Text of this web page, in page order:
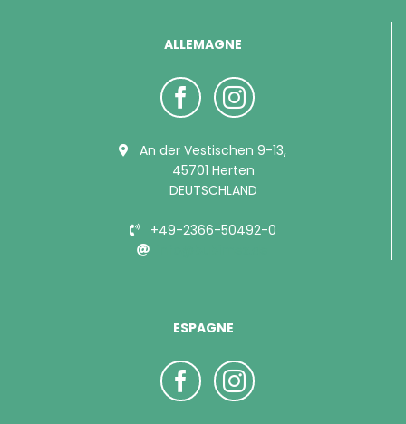
ALLEMAGNE
An der Vestischen 9-13,
45701 Herten
DEUTSCHLAND
+49-2366-50492-0
ESPAGNE